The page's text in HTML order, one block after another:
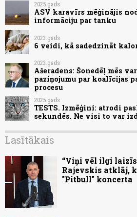
2025.gads
ASV karavīrs mēģinājis
informāciju par tanku
2023.gads
6 veidi, kā sadedzināt
2023.gads
Ašeradens: Šonedēļ mēs
paziņojumu par koalīcijas
procesu
2025.gads
TESTS. Izmēģini: atrodi
sekundēs. Ne visi to var
Lasītākais
“Viņi vēl ilgi laizīs
Rajevskis atklāj,
"Pitbull" koncerta